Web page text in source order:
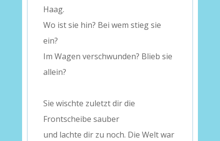
Haag.
Wo ist sie hin? Bei wem stieg sie
ein?
Im Wagen verschwunden? Blieb sie
allein?
Sie wischte zuletzt dir die
Frontscheibe sauber
und lachte dir zu noch. Die Welt war